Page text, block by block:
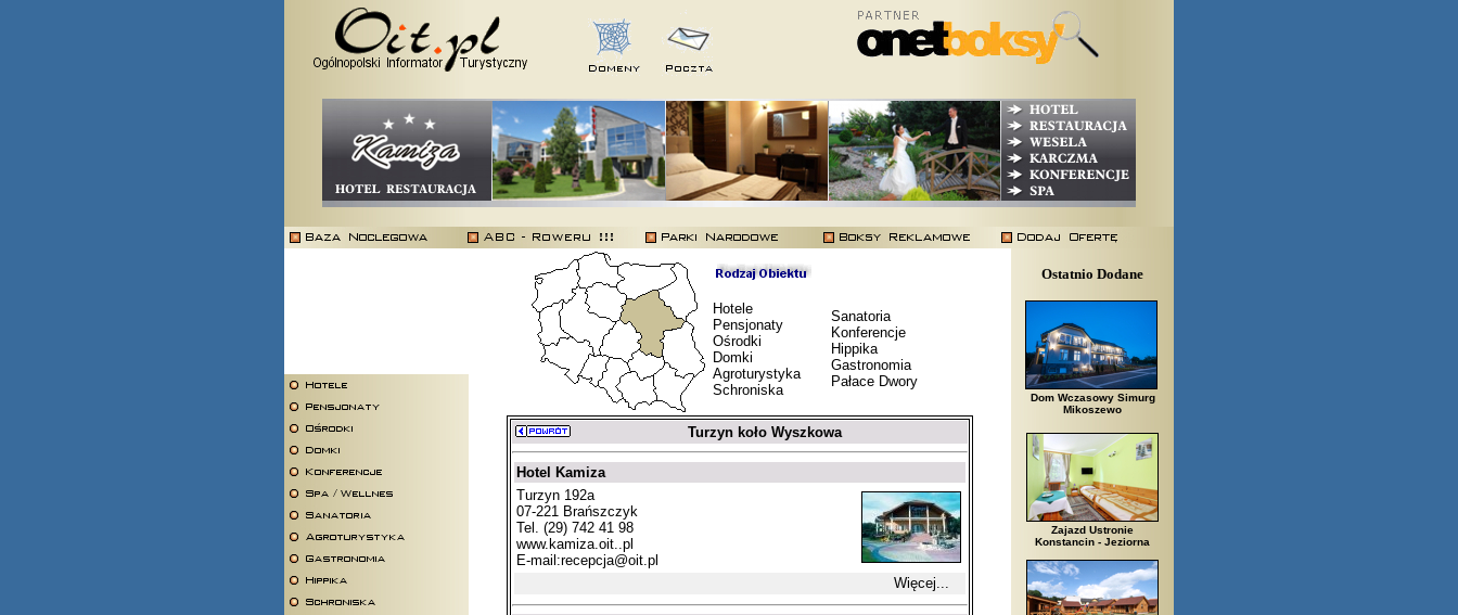
Hotele
Pensjonaty
Ośrodki
Domki
Agroturystyka
Schroniska
Sanatoria
Konferencje
Hippika
Gastronomia
Pałace Dwory
Turzyn koło Wyszkowa
Hotel Kamiza
Turzyn 192a
07-221 Brańszczyk
Tel. (29) 742 41 98
www.kamiza.oit..pl
E-mail:recepcja@oit.pl
Więcej...
Ostatnio Dodane
Dom Wczasowy Simurg
Mikoszewo
Zajazd Ustronie
Konstancin - Jeziorna